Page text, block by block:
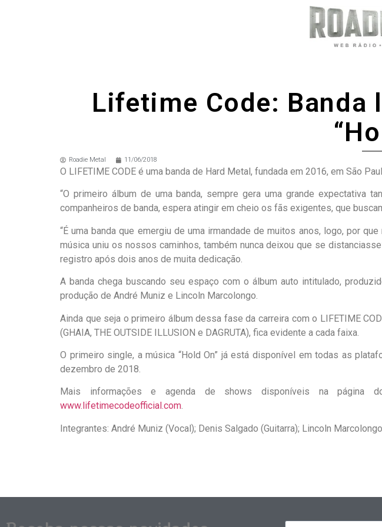
Lifetime Code:
Roadie Metal 11/06/2018
O LIFETIME CODE é uma banda de Hard Metal, fundada em 2016, em São
“O primeiro álbum de uma banda, sempre gera uma grande expectativa
companheiros de banda, espera atingir em cheio os fãs exigentes, que
“É uma banda que emergiu de uma irmandade de muitos anos, logo, por
música uniu os nossos caminhos, também nunca deixou que se
registro após dois anos de muita dedicação.
A banda chega buscando seu espaço com o álbum auto intitulado,
produção de André Muniz e Lincoln Marcolongo.
Ainda que seja o primeiro álbum dessa fase da carreira com o LIFETIME
(GHAIA, THE OUTSIDE ILLUSION e DAGRUTA), fica evidente a cada faixa.
O primeiro single, a música “Hold On” já está disponível em todas as
dezembro de 2018.
Mais informações e agenda de shows disponíveis na página
www.lifetimecodeofficial.com.
Integrantes: André Muniz (Vocal); Denis Salgado (Guitarra); Lincoln